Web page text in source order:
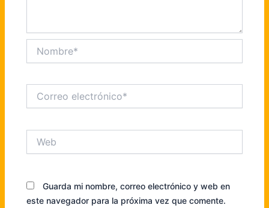
electrónico*
Guarda mi nombre, correo electrónico y web en
este navegador para la próxima vez que comente.